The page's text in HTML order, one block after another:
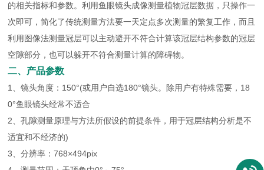
的相关指标和参数。利用鱼眼镜头成像测量植物冠层数据，只操作一
次即可，简化了传统测量方法要一天定点多次测量的繁复工作，而且
利用图像法测量冠层可以主动避开不符合计算该冠层结构参数的冠层
空隙部分，也可以躲开不符合测量计算的障碍物。
二、产品参数
1、镜头角度：150°(或用户自选180°镜头。除用户有特殊需要，18
0°鱼眼镜头经常不适合
2、孔隙测量原理与方法所假设的前提条件，用于冠层结构分析是不
适宜和不经济的)
3、分辨率：768×494pix